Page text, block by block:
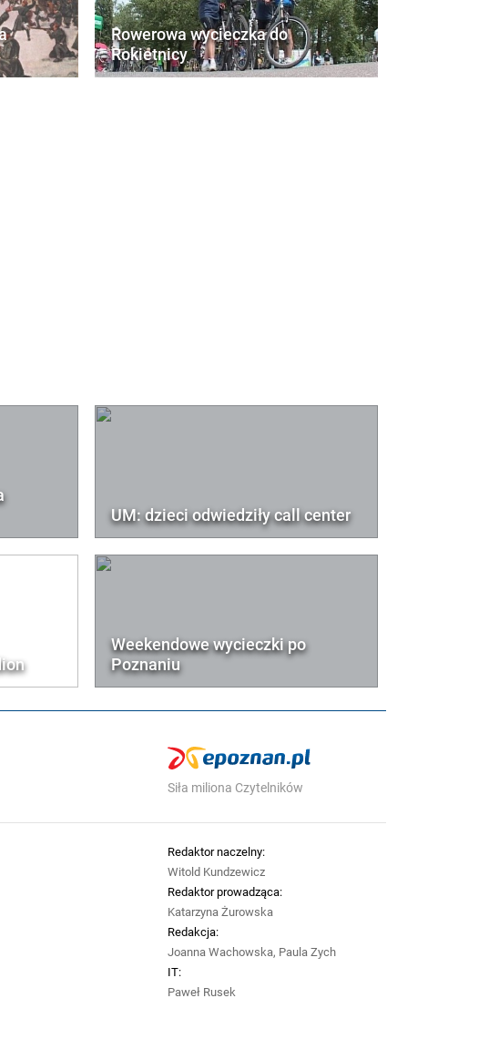
Rowerowa wycieczka do
Rokietnicy
UM: dzieci odwiedziły call center
Weekendowe wycieczki po
Poznaniu
Siła miliona Czytelników
Redaktor naczelny:
Witold Kundzewicz
Redaktor prowadząca:
Katarzyna Żurowska
Redakcja:
Joanna Wachowska, Paula Zych
IT:
Paweł Rusek